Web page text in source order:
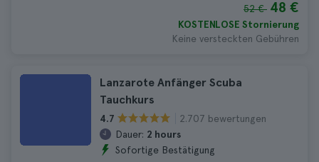
52 € 48 €
KOSTENLOSE Stornierung
Keine versteckten Gebühren
Lanzarote Anfänger Scuba
Tauchkurs
4.7
2.707 bewertungen
Dauer: 2 hours
Sofortige Bestätigung